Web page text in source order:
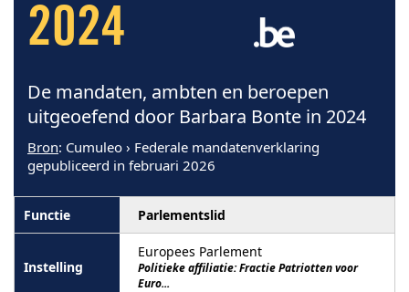
2024
De mandaten, ambten en beroepen
uitgeoefend door Barbara Bonte in 2024
Bron: Cumuleo › Federale mandatenverklaring
gepubliceerd in februari 2026
Parlementslid
Europees Parlement
Politieke affiliatie: Fractie Patriotten voor
Euro...